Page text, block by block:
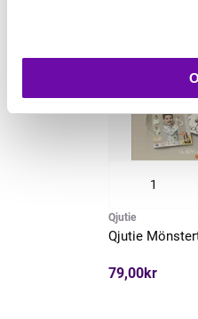
Qjutie
Qjutie
79,00kr